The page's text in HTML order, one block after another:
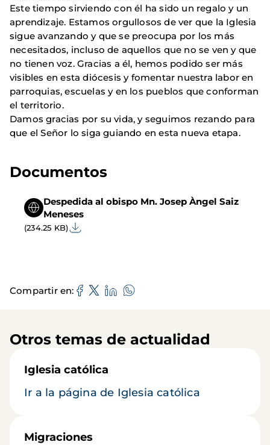
Este tiempo sirviendo con él ha sido un regalo y un
aprendizaje. Estamos orgullosos de ver que la Iglesia
sigue avanzando y que se preocupa por los más
necesitados, incluso de aquellos que no se ven y que
no tienen voz. Gracias a él, hemos podido ser más
visibles en esta diócesis y fomentar nuestra labor en
parroquias, escuelas y en los pueblos que conforman
el territorio.
Damos gracias por su vida, y seguimos rezando para
que el Señor lo siga guiando en esta nueva etapa.
Documentos
Despedida al obispo Mn. Josep Àngel Saiz
Meneses
(234.25 KB)
Compartir en
Otros temas de actualidad
Iglesia católica
Ir a la página de Iglesia católica
Migraciones